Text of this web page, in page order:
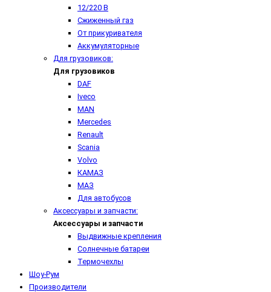
12/220 В
Сжиженный газ
От прикуривателя
Аккумуляторные
Для грузовиков:
Для грузовиков
DAF
Iveco
MAN
Mercedes
Renault
Scania
Volvo
КАМАЗ
МАЗ
Для автобусов
Аксессуары и запчасти:
Аксессуары и запчасти
Выдвижные крепления
Солнечные батареи
Термочехлы
Шоу-Рум
Производители